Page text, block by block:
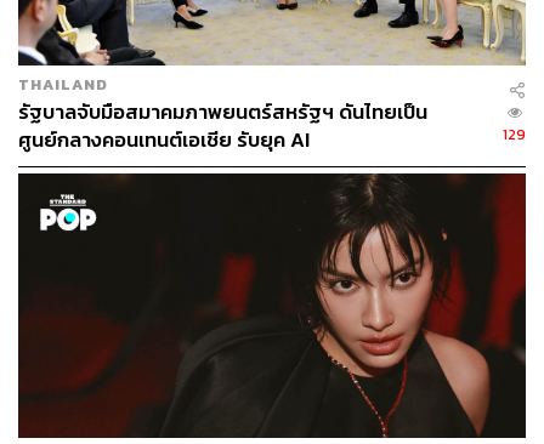
THAILAND
รัฐบาลจับมือสมาคมภาพยนตร์สหรัฐฯ ดันไทยเป็น
ศูนย์กลางคอนเทนต์เอเชีย รับยุค AI
129